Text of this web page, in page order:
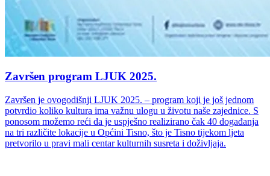
Završen program LJUK 2025.
Završen je ovogodišnji LJUK 2025. – program koji je još jednom
potvrdio koliko kultura ima važnu ulogu u životu naše zajednice. S
ponosom možemo reći da je uspješno realizirano čak 40 događanja
na tri različite lokacije u Općini Tisno, što je Tisno tijekom ljeta
pretvorilo u pravi mali centar kulturnih susreta i doživljaja.